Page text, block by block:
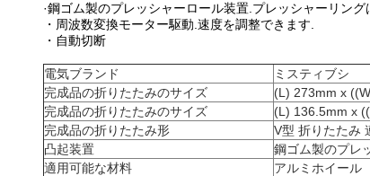
·鋼ゴム製のプレッシャーロール装置.プレッシャーリング
・周波数変換モーター駆動.速度を調整できます.
・自動切断
電気ブランド
ミスティブシ
完成品の折りたたみのサイズ
(L) 273mm x
完成品の折りたたみのサイズ
(L) 136.5mm x
完成品の折りたたみ形
V型 折りたたみ
凸起装置
鋼ゴム製のプレ
適用可能な材料
アルミホイール